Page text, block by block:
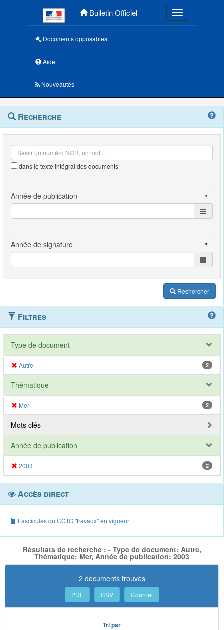
Bulletin Officiel Toggle
Documents opposables
Aide
Nouveautés
Navigation
outils
Menu
contextuel
Recherche
dans le texte intégral des documents
Rechercher
Filtres
Type de document
Autre 2
Thématique
Mer 2
Mots clés
Année de publication
2003 2
Accès direct
Fascicules du CCTG "travaux" en vigueur
Résultats de recherche : - Type de document: Autre,
Thématique: Mer, Année de publication: 2003
2 documents trouvés
PDF CSV Courriel
Tri par